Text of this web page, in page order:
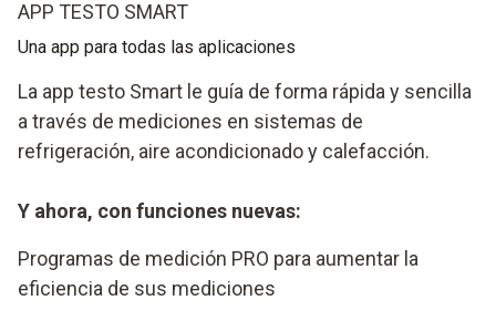
APP TESTO SMART
Una app para todas las aplicaciones
La app testo Smart le guía de forma rápida y sencilla
a través de mediciones en sistemas de
refrigeración, aire acondicionado y calefacción.
Y ahora, con funciones nuevas:
Programas de medición PRO para aumentar la
eficiencia de sus mediciones